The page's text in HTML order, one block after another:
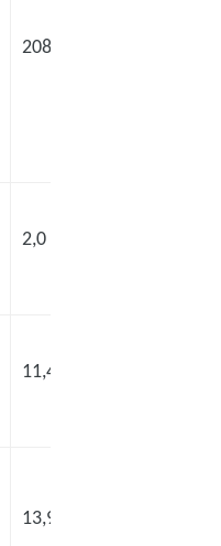
208 600 l/s
2,0 m2
11,4 kW
13,9 kW